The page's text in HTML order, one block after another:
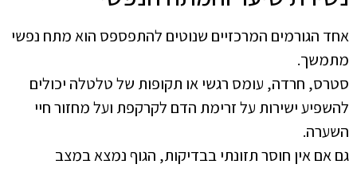
אחד הגורמים המרכזיים שנוטים להתפספס הוא מתח נפשי
מתמשך.
סטרס, חרדה, עומס רגשי או תקופות של טלטלה יכולים
להשפיע ישירות על זרימת הדם לקרקפת ועל מחזור חיי
השערה.
גם אם אין חוסר תזונתי בבדיקות, הגוף נמצא במצב